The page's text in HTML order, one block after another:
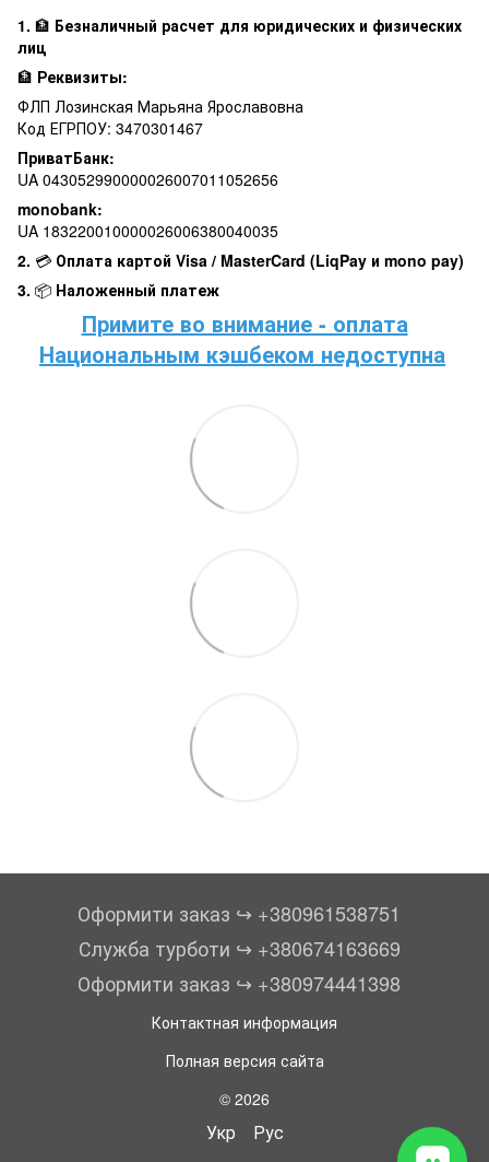
1. 🏦 Безналичный расчет для юридических и физических
лиц
🏦 Реквизиты:
ФЛП Лозинская Марьяна Ярославовна
Код ЕГРПОУ: 3470301467
ПриватБанк:
UA 043052990000026007011052656
monobank:
UA 183220010000026006380040035
2. 💳 Оплата картой Visa / MasterCard (LiqPay и mono pay)
3. 📦 Наложенный платеж
Примите во внимание - оплата
Национальным кэшбеком недоступна
Оформити заказ ↪︎ +380961538751
Служба турботи ↪︎ +380674163669
Оформити заказ ↪︎ +380974441398
Контактная информация
Полная версия сайта
© 2026
Укр Рус